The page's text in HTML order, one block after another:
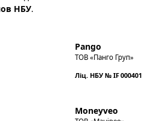
НБУ.
Pango
ТОВ «Панго Груп»
Ліц. НБУ № IF 000401
Moneyveo